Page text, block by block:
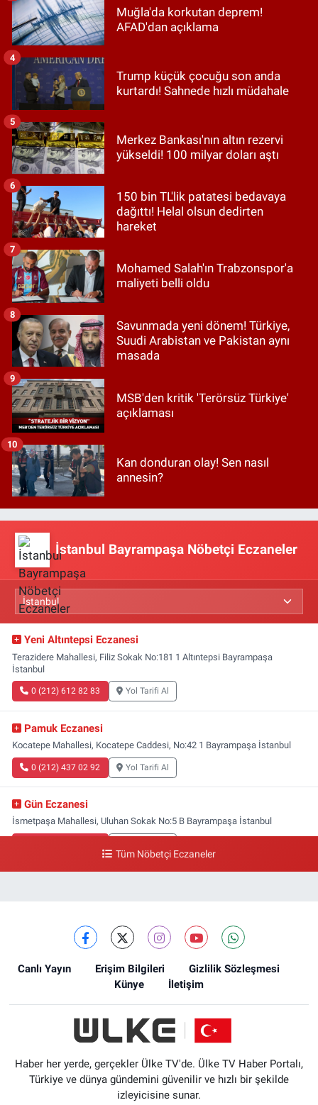
Muğla'da korkutan deprem!
AFAD'dan açıklama
Trump küçük çocuğu son anda
kurtardı! Sahnede hızlı müdahale
4
Merkez Bankası'nın altın rezervi
yükseldi! 100 milyar doları aştı
5
150 bin TL'lik patatesi bedavaya
dağıttı! Helal olsun dedirten
hareket
6
Mohamed Salah'ın Trabzonspor'a
maliyeti belli oldu
7
Savunmada yeni dönem! Türkiye,
Suudi Arabistan ve Pakistan aynı
masada
8
MSB'den kritik 'Terörsüz Türkiye'
açıklaması
9
Kan donduran olay! Sen nasıl
annesin?
10
İstanbul Bayrampaşa Nöbetçi Eczaneler
Yeni Altıntepsi Eczanesi
Terazidere Mahallesi, Filiz Sokak No:181 1 Altıntepsi Bayrampaşa
İstanbul
0 (212) 612 82 83 Yol Tarifi Al
Pamuk Eczanesi
Kocatepe Mahallesi, Kocatepe Caddesi, No:42 1 Bayrampaşa İstanbul
0 (212) 437 02 92 Yol Tarifi Al
Gün Eczanesi
İsmetpaşa Mahallesi, Uluhan Sokak No:5 B Bayrampaşa İstanbul
Tüm Nöbetçi Eczaneler
Canlı Yayın Erişim Bilgileri
Gizlilik Sözleşmesi
Künye
İletişim
Haber her yerde, gerçekler Ülke TV'de. Ülke TV Haber Portalı,
Türkiye ve dünya gündemini güvenilir ve hızlı bir şekilde
izleyicisine sunar.